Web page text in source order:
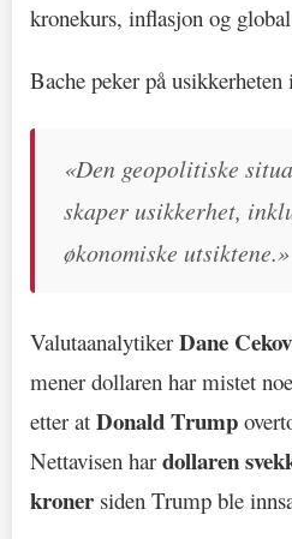
kronekurs, inflasjon og
Bache peker på usikkerheten
«Den geopolitiske
skaper usikkerhet,
økonomiske utsiktene.»
ValutaanalytikerDane Cekov
mener dollaren har mistet
etter at Donald Trump
Nettavisen hardollaren
kroner siden Trump ble